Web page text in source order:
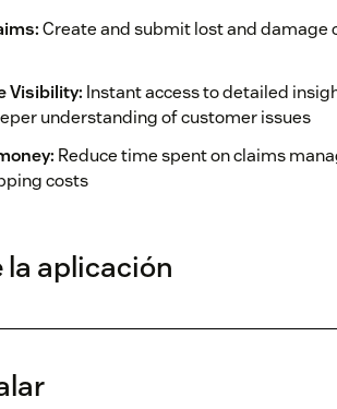
Create and submit lost and
Visibility: Instant access to detailed
understanding of customer issues
Reduce time spent on claims
costs
la aplicación